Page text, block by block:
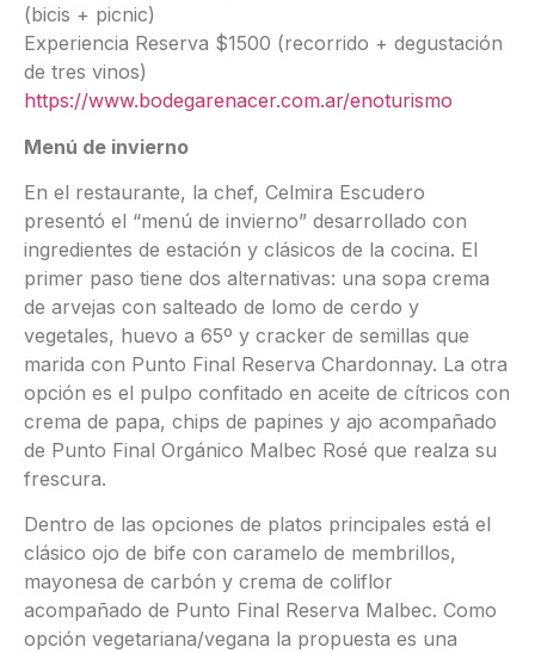
(bicis + picnic)
Experiencia Reserva $1500 (recorrido + degustación
de tres vinos)
https://www.bodegarenacer.com.ar/enoturismo
Menú de invierno
En el restaurante, la chef, Celmira Escudero
presentó el “menú de invierno” desarrollado con
ingredientes de estación y clásicos de la cocina. El
primer paso tiene dos alternativas: una sopa crema
de arvejas con salteado de lomo de cerdo y
vegetales, huevo a 65º y cracker de semillas que
marida con Punto Final Reserva Chardonnay. La otra
opción es el pulpo confitado en aceite de cítricos con
crema de papa, chips de papines y ajo acompañado
de Punto Final Orgánico Malbec Rosé que realza su
frescura.
Dentro de las opciones de platos principales está el
clásico ojo de bife con caramelo de membrillos,
mayonesa de carbón y crema de coliflor
acompañado de Punto Final Reserva Malbec. Como
opción vegetariana/vegana la propuesta es una